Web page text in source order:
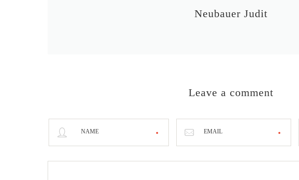
Neubauer Judit
Leave a comment
NAME EMAIL